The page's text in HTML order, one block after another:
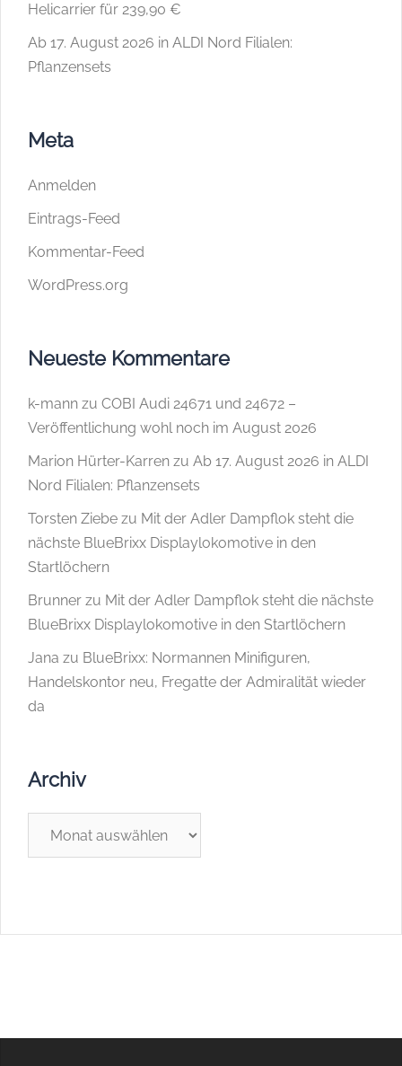
Helicarrier für 239,90 €
Ab 17. August 2026 in ALDI Nord Filialen:
Pflanzensets
Meta
Anmelden
Eintrags-Feed
Kommentar-Feed
WordPress.org
Neueste Kommentare
k-mann zu COBI Audi 24671 und 24672 –
Veröffentlichung wohl noch im August 2026
Marion Hürter-Karren zu Ab 17. August 2026 in ALDI
Nord Filialen: Pflanzensets
Torsten Ziebe zu Mit der Adler Dampflok steht die
nächste BlueBrixx Displaylokomotive in den
Startlöchern
Brunner zu Mit der Adler Dampflok steht die nächste
BlueBrixx Displaylokomotive in den Startlöchern
Jana zu BlueBrixx: Normannen Minifiguren,
Handelskontor neu, Fregatte der Admiralität wieder
da
Archiv